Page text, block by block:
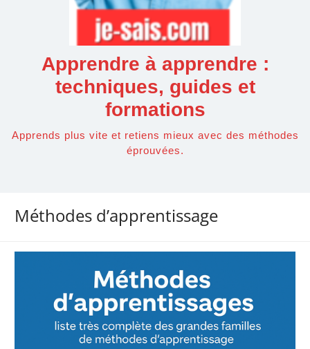
Apprendre à apprendre :
techniques, guides et
formations
Apprends plus vite et retiens mieux avec des méthodes
éprouvées.
Méthodes d’apprentissage